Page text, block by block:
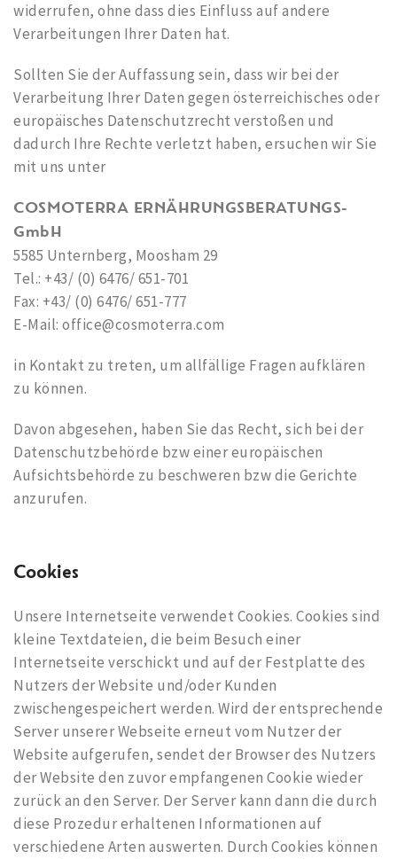
widerrufen, ohne dass dies Einfluss auf andere
Verarbeitungen Ihrer Daten hat.
Sollten Sie der Auffassung sein, dass wir bei der
Verarbeitung Ihrer Daten gegen österreichisches oder
europäisches Datenschutzrecht verstoßen und
dadurch Ihre Rechte verletzt haben, ersuchen wir Sie
mit uns unter
COSMOTERRA ERNÄHRUNGSBERATUNGS-
GmbH
5585 Unternberg, Moosham 29
Tel.: +43/ (0) 6476/ 651-701
Fax: +43/ (0) 6476/ 651-777
E-Mail: office@cosmoterra.com
in Kontakt zu treten, um allfällige Fragen aufklären
zu können.
Davon abgesehen, haben Sie das Recht, sich bei der
Datenschutzbehörde bzw einer europäischen
Aufsichtsbehörde zu beschweren bzw die Gerichte
anzurufen.
Cookies
Unsere Internetseite verwendet Cookies. Cookies sind
kleine Textdateien, die beim Besuch einer
Internetseite verschickt und auf der Festplatte des
Nutzers der Website und/oder Kunden
zwischengespeichert werden. Wird der entsprechende
Server unserer Webseite erneut vom Nutzer der
Website aufgerufen, sendet der Browser des Nutzers
der Website den zuvor empfangenen Cookie wieder
zurück an den Server. Der Server kann dann die durch
diese Prozedur erhaltenen Informationen auf
verschiedene Arten auswerten. Durch Cookies können